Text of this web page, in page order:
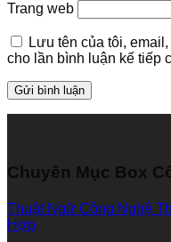
Trang web
Lưu tên của tôi,
cho lần bình luận kế tiếp
Chuyên Mục Box
Thuật Ngữ Công Nghệ
Hợp